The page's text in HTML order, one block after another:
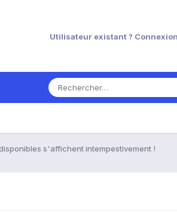
Utilisateur existant ? Connexion
s'affichent intempestivement !